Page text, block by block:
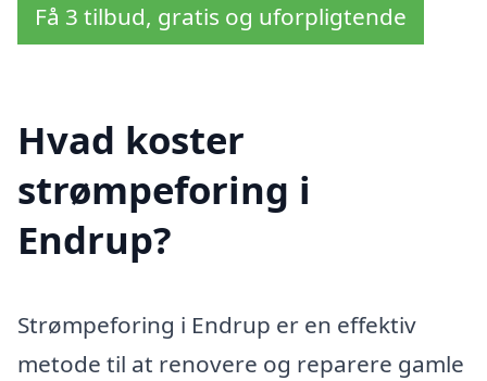
Få 3 tilbud, gratis og uforpligtende
Hvad koster
strømpeforing i
Endrup?
Strømpeforing i Endrup er en effektiv
metode til at renovere og reparere gamle